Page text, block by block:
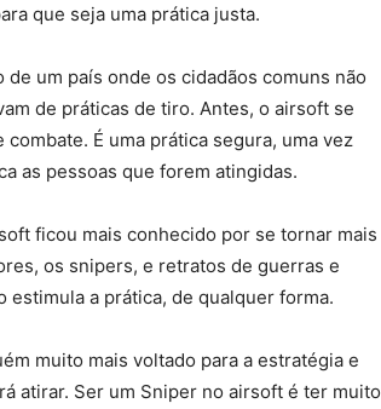
que seja uma prática justa.
um país onde os cidadãos comuns não
de práticas de tiro. Antes, o airsoft se
É uma prática segura, uma vez
as pessoas que forem atingidas.
ficou mais conhecido por se tornar mais
os snipers, e retratos de guerras e
a prática, de qualquer forma.
muito mais voltado para a estratégia e
atirar. Ser um Sniper no airsoft é ter muito